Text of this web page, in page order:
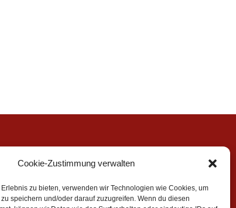
Cookie-Zustimmung verwalten
zu bieten, verwenden wir Technologien wie Cookies, um
speichern und/oder darauf zuzugreifen. Wenn du diesen